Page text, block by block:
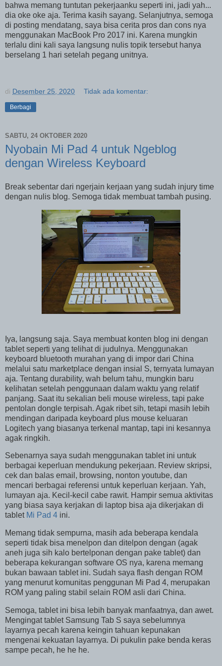
bahwa memang tuntutan pekerjaanku seperti ini, jadi yah...
dia oke oke aja. Terima kasih sayang. Selanjutnya, semoga
di posting mendatang, saya bisa cerita pros dan cons nya
menggunakan MacBook Pro 2017 ini. Karena mungkin
terlalu dini kali saya langsung nulis topik tersebut hanya
berselang 1 hari setelah pegang unitnya.
di Desember 25, 2020 Tidak ada komentar:
Berbagi
SABTU, 24 OKTOBER 2020
Nyobain Mi Pad 4 untuk Ngeblog
dengan Wireless Keyboard
Break sebentar dari ngerjain kerjaan yang sudah injury time
dengan nulis blog. Semoga tidak membuat tambah pusing.
Iya, langsung saja. Saya membuat konten blog ini dengan
tablet seperti yang telihat di judulnya. Menggunakan
keyboard bluetooth murahan yang di impor dari China
melalui satu marketplace dengan insial S, ternyata lumayan
aja. Tentang durability, wah belum tahu, mungkin baru
kelihatan setelah penggunaan dalam waktu yang relatif
panjang. Saat itu sekalian beli mouse wireless, tapi pake
pentolan dongle terpisah. Agak ribet sih, tetapi masih lebih
mendingan daripada keyboard plus mouse keluaran
Logitech yang biasanya terkenal mantap, tapi ini kesannya
agak ringkih.
Sebenarnya saya sudah menggunakan tablet ini untuk
berbagai keperluan mendukung pekerjaan. Review skripsi,
cek dan balas email, browsing, nonton youtube, dan
mencari berbagai referensi untuk keperluan kerjaan. Yah,
lumayan aja. Kecil-kecil cabe rawit. Hampir semua aktivitas
yang biasa saya kerjakan di laptop bisa aja dikerjakan di
tablet Mi Pad 4 ini.
Memang tidak sempurna, masih ada beberapa kendala
seperti tidak bisa menelpon dan ditelpon dengan (agak
aneh juga sih kalo bertelponan dengan pake tablet) dan
beberapa kekurangan software OS nya, karena memang
bukan bawaan tablet ini. Sudah saya flash dengan ROM
yang menurut komunitas penggunan Mi Pad 4, merupakan
ROM yang paling stabil selain ROM asli dari China.
Semoga, tablet ini bisa lebih banyak manfaatnya, dan awet.
Mengingat tablet Samsung Tab S saya sebelumnya
layarnya pecah karena keingin tahuan kepunakan
mengenai kekuatan layarnya. Di pukulin pake benda keras
sampe pecah, he he he.